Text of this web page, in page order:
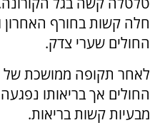
חלה קשות בחורף
החולים שערי צדק.
לאחר תקופה ממושכת של
החולים אך בריאותו
מבעיות קשות בריאות.